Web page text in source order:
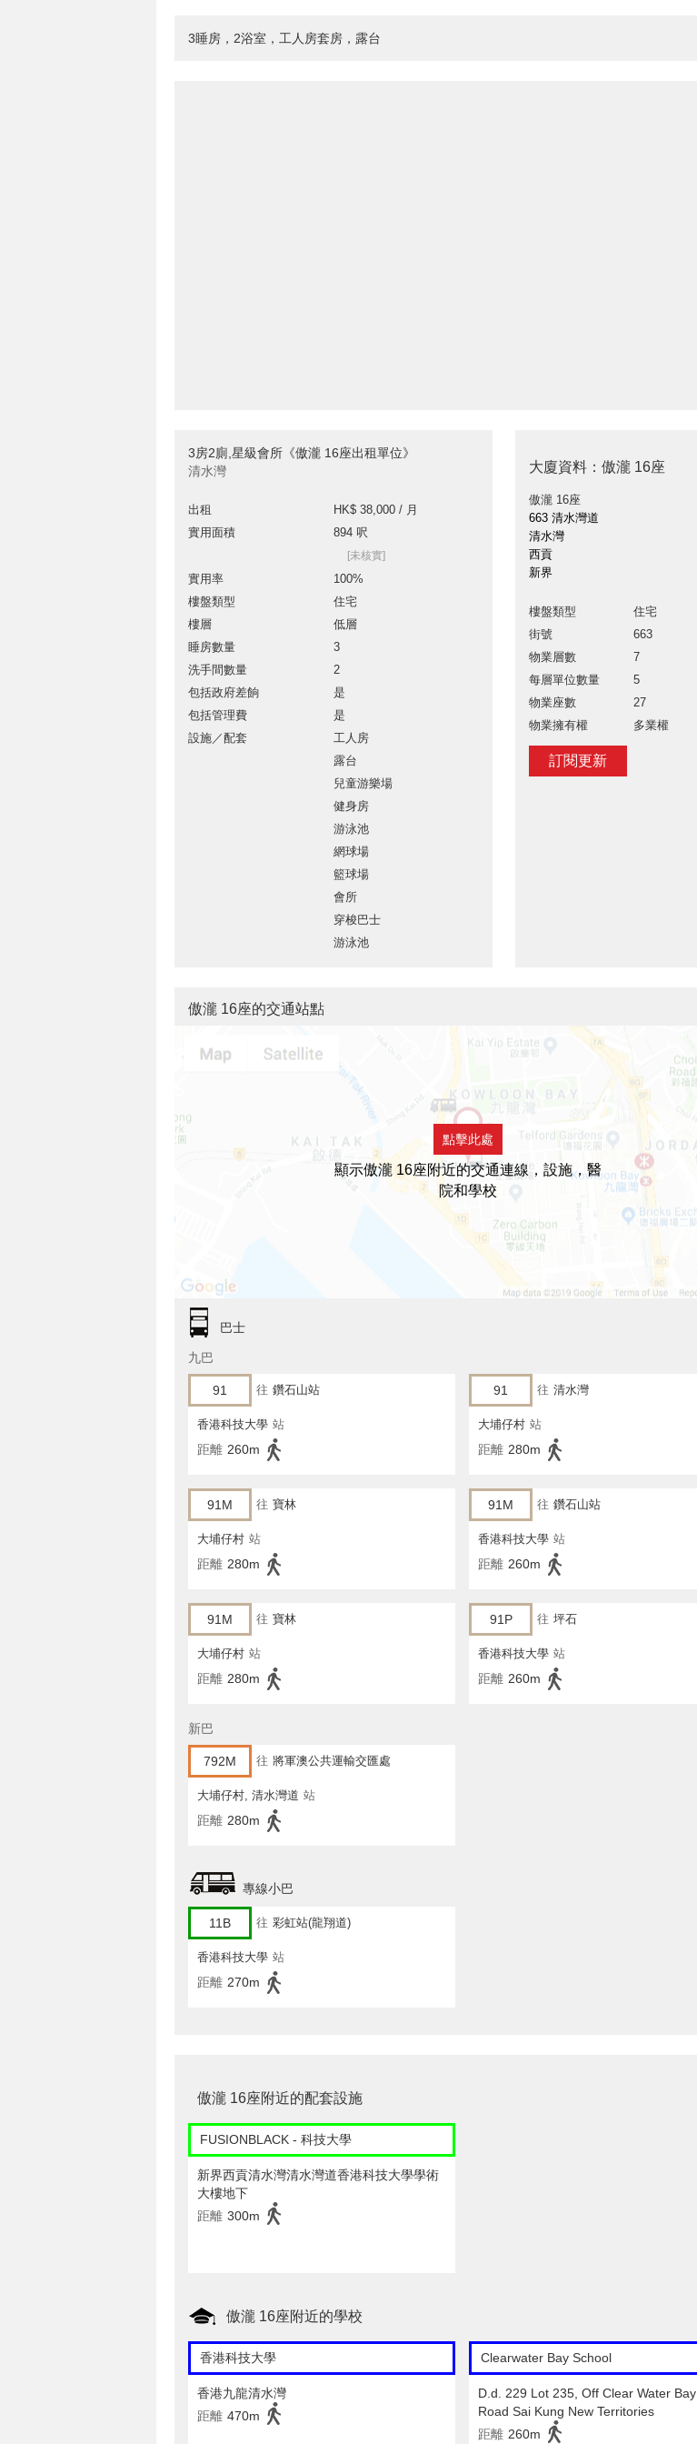
3睡房，2浴室，工人房套房，露台
3房2廁,星級會所《傲瀧 16座出租單位》
清水灣
出租
HK$ 38,000 / 月
實用面積
894 呎
[未核實]
實用率
100%
樓盤類型
住宅
樓層
低層
睡房數量
3
洗手間數量
2
包括政府差餉
是
包括管理費
是
設施／配套
工人房
露台
兒童游樂場
健身房
游泳池
網球場
籃球場
會所
穿梭巴士
游泳池
大廈資料：傲瀧 16座
傲瀧 16座
663 清水灣道
清水灣
西貢
新界
樓盤類型
住宅
街號
663
物業層數
7
每層單位數量
5
物業座數
27
物業擁有權
多業權
訂閱更新
傲瀧 16座的交通站點
點擊此處
顯示傲瀧 16座附近的交通連線，設施，醫
院和學校
巴士
九巴
91 往 鑽石山站
香港科技大學 站
距離 260m
91 往 清水灣
大埔仔村 站
距離 280m
91M 往 寶林
大埔仔村 站
距離 280m
91M 往 鑽石山站
香港科技大學 站
距離 260m
91M 往 寶林
大埔仔村 站
距離 280m
91P 往 坪石
香港科技大學 站
距離 260m
新巴
792M 往 將軍澳公共運輸交匯處
大埔仔村, 清水灣道 站
距離 280m
專線小巴
11B 往 彩虹站(龍翔道)
香港科技大學 站
距離 270m
傲瀧 16座附近的配套設施
FUSIONBLACK - 科技大學
新界西貢清水灣清水灣道香港科技大學學術
大樓地下
距離 300m
傲瀧 16座附近的學校
香港科技大學
香港九龍清水灣
距離 470m
Clearwater Bay School
D.d. 229 Lot 235, Off Clear Water Bay
Road Sai Kung New Territories
距離 260m